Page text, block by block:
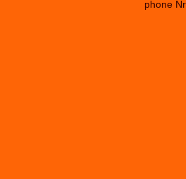
phone